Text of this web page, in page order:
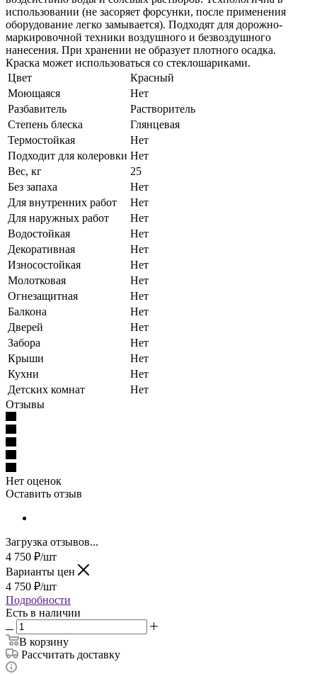
использовании (не засоряет форсунки, после применения
оборудование легко замывается). Подходят для дорожно-
маркировочной техники воздушного и безвоздушного
нанесения. При хранении не образует плотного осадка.
Краска может использоваться со стеклошариками.
Цвет
Красный
Моющаяся
Нет
Разбавитель
Растворитель
Степень блеска
Глянцевая
Термостойкая
Нет
Подходит для колеровки Нет
Вес, кг
25
Без запаха
Нет
Для внутренних работ
Нет
Для наружных работ
Нет
Водостойкая
Нет
Декоративная
Нет
Износостойкая
Нет
Молотковая
Нет
Огнезащитная
Нет
Балкона
Нет
Дверей
Нет
Забора
Нет
Крыши
Нет
Кухни
Нет
Детских комнат
Нет
Отзывы
Нет оценок
Оставить отзыв
Загрузка отзывов...
4 750 ₽/шт
Варианты цен
4 750 ₽/шт
Подробности
Есть в наличии
В корзину
Рассчитать доставку